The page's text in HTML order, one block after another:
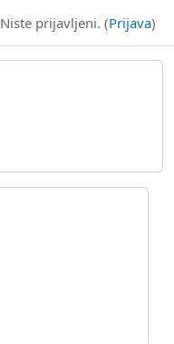
Niste prijavljeni. (Prijava)